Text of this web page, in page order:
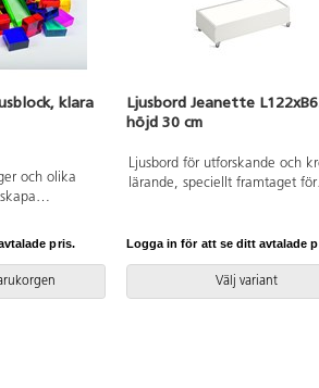
klara
och olika
på ett
är
petrol och
pris.
Ljusbord Jeanette
höjd 30 cm
Ljusbord för utforskande och
lärande, speciellt framtaget för
jämnt arbetsljus på hela ytan
2107 lumen. Uppskattad
60.000 timmar..Skiva av
Låsbara hjul. Stomme i
Logga in för att se ditt avtalade
Välj variant